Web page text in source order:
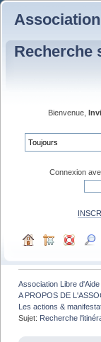
Recherche
Bienvenue,
Connexion
Association Libre
A PROPOS DE
Les actions &
Sujet: Recherche